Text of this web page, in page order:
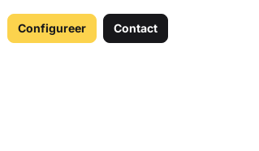
Configureer Contact